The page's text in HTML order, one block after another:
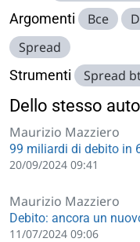
Argomenti Bce
Spread
Strumenti Spread
Dello stesso
Maurizio Mazziero
99 miliardi di debito in
20/09/2024 09:41
Maurizio Mazziero
Debito: ancora un
11/07/2024 09:06